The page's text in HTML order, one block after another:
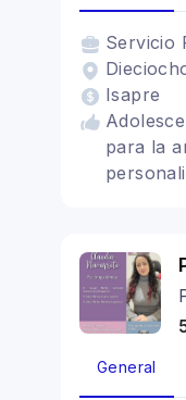
Servicio
Isapre
para la
General